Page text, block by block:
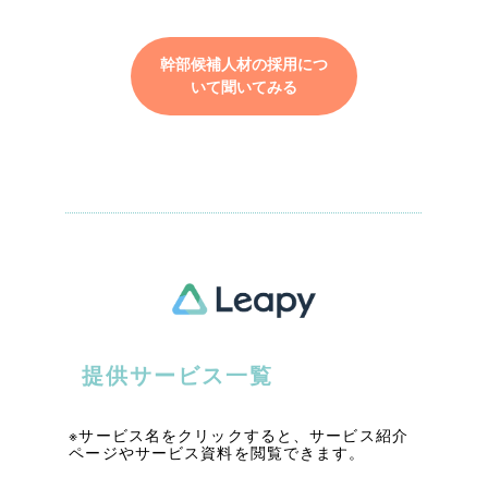
ブランドサイト・サービスサイト
求人・採用サイト （61件）
ECサイト（オンラインショップ） （43件）
キャンペーン・プロモーションサイト （12件）
（1件）
幹部候補人材の採用につ
いて聞いてみる
提供サービス一覧
※サービス名をクリックすると、サービス紹介
ページやサービス資料を閲覧できます。